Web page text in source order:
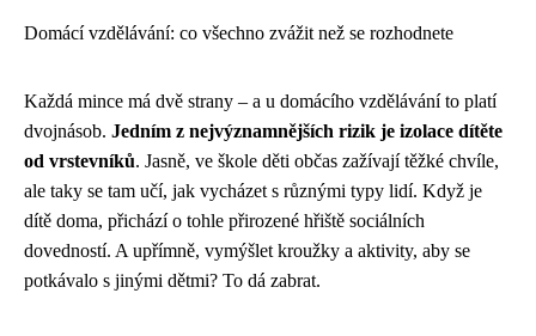
Domácí vzdělávání: co všechno zvážit než se rozhodnete
Každá mince má dvě strany – a u domácího vzdělávání to platí
dvojnásob. Jedním z nejvýznamnějších rizik je izolace dítěte
od vrstevníků. Jasně, ve škole děti občas zažívají těžké chvíle,
ale taky se tam učí, jak vycházet s různými typy lidí. Když je
dítě doma, přichází o tohle přirozené hřiště sociálních
dovedností. A upřímně, vymýšlet kroužky a aktivity, aby se
potkávalo s jinými dětmi? To dá zabrat.